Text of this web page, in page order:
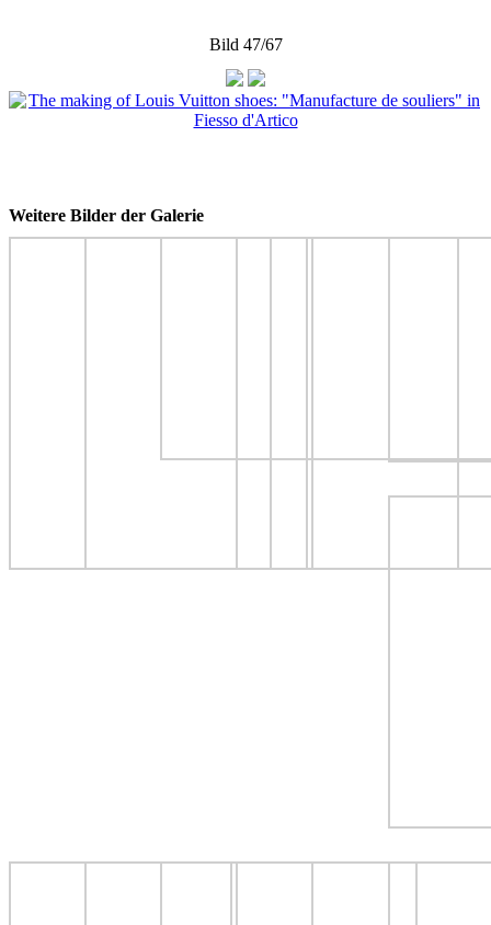
Bild 47/67
Weitere Bilder der Galerie